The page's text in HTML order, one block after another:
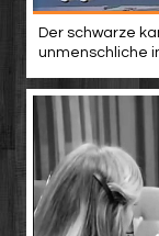
Der schwarze
unmenschliche